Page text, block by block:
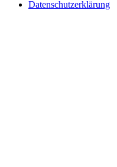
Datenschutzerklärung